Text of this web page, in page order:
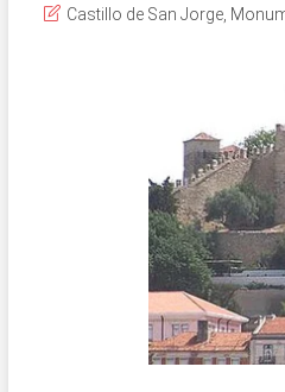
Castillo de San Jorge